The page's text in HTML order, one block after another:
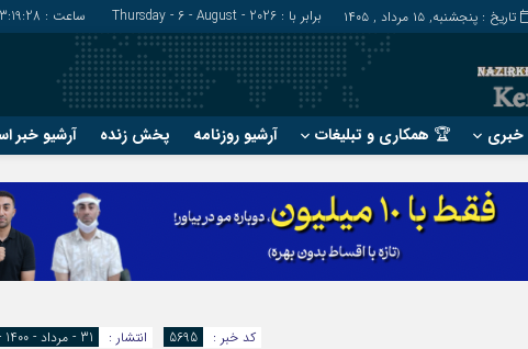
تاریخ : پنجشنبه, ۱۵ مرداد , ۱۴۰۵ برابر با : Thursday - 6 - August - 2026 ساعت : 3:19:29
خبری 🏆 همکاری و تبلیغات آرشیو روزنامه پخش زنده آرشیو خبر
?
بم
رابر
?
رفسنجان
زرند
انتشار :
31 - مرداد - 1400 - 22 - اوت - 2021 - 19:08 کد خبر : 5695